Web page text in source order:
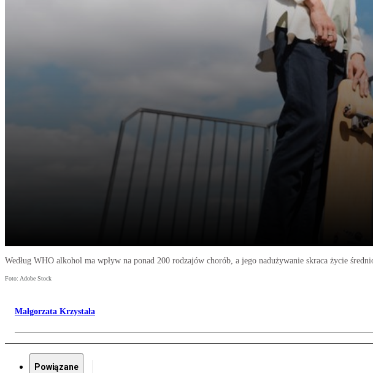
Według WHO alkohol ma wpływ na ponad 200 rodzajów chorób, a jego nadużywanie skraca życie
Foto: Adobe Stock
Małgorzata Krzystała
Powiązane